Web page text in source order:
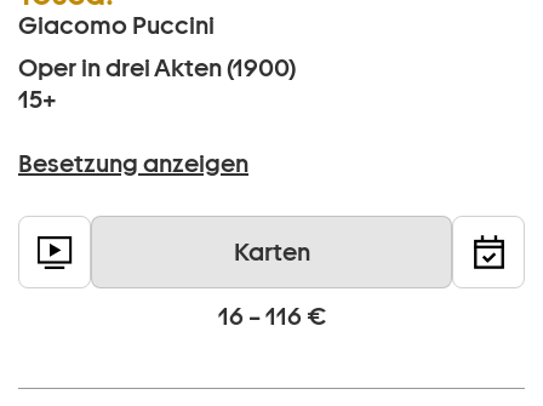
Giacomo Puccini
Oper in drei Akten (1900)
15+
Besetzung anzeigen
Karten
16 – 116 €